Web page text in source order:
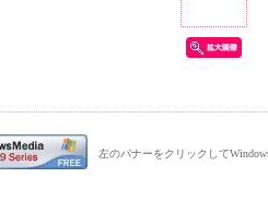
左のバナーをクリックして